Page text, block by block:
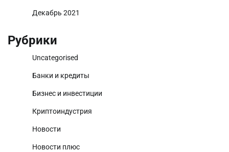
Декабрь 2021
Рубрики
Uncategorised
Банки и кредиты
Бизнес и инвестиции
Криптоиндустрия
Новости
Новости плюс